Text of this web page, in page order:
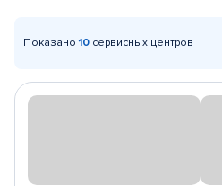
Показано 10 сервисных центров